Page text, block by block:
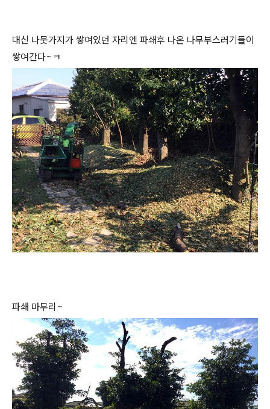
대신 나뭇가지가 쌓여있던 자리엔 파쇄후 나온 나무부스러기들이
쌓여간다~ㅋ
파쇄 마무리~